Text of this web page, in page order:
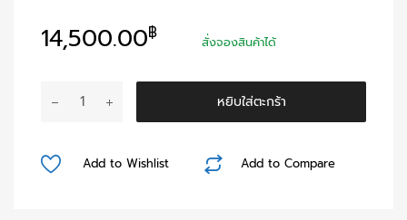
14,500.00฿ สั่งจองสินค้าได้
จำนวน
478D
หยิบใส่ตะกร้า
Add to Compare
Add to Wishlist